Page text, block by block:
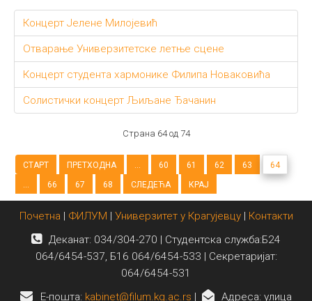
Концерт Јелене Милојевић
Отварање Универзитетске летње сцене
Концерт студента хармонике Филипа Новаковића
Солистички концерт Љиљане Ђачанин
Страна 64 од 74
СТАРТ ПРЕТХОДНА ... 60 61 62 63
64
...
66 67 68 СЛЕДЕЋА КРАЈ
Почетна | ФИЛУМ | Универзитет у Крагујевцу| Контакти
Деканат: 034/304-270 | Студентска служба:Б24
064/6454-537, Б16 064/6454-533 | Секретаријат:
064/6454-531
E-пошта: kabinet@filum.kg.ac.rs | Адреса: улица